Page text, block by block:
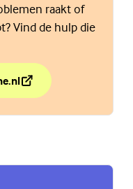
raakt of
Vind de hulp die